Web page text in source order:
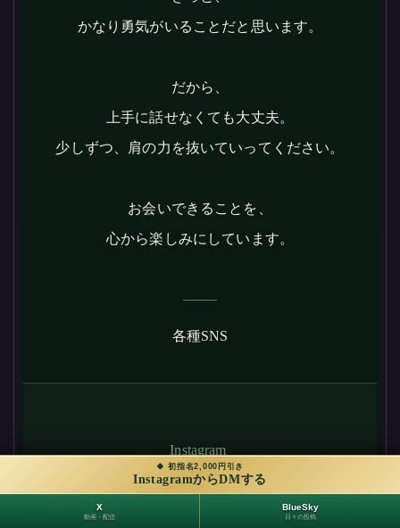
かなり勇気がいることだと思います。
だから、
上手に話せなくても大丈夫。
少しずつ、肩の力を抜いていってください。
お会いできることを、
心から楽しみにしています。
各種SNS
Instagram
🍀 初指名2,000円引き
InstagramからDMする
X
動画・配信
BlueSky
日々の投稿